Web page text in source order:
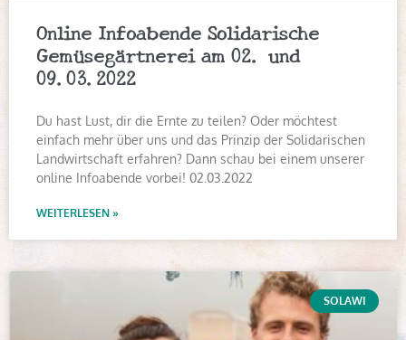
Online Infoabende Solidarische
Gemüsegärtnerei am 02. und
09.03.2022
Du hast Lust, dir die Ernte zu teilen? Oder möchtest
einfach mehr über uns und das Prinzip der Solidarischen
Landwirtschaft erfahren? Dann schau bei einem unserer
online Infoabende vorbei! 02.03.2022
WEITERLESEN »
SOLAWI